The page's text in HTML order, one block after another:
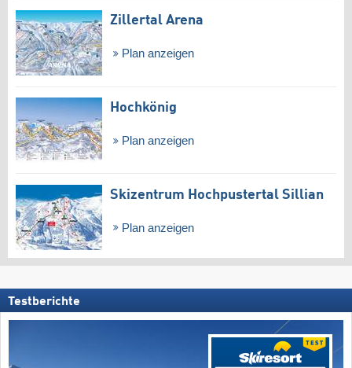
Zillertal Arena
Plan anzeigen
Hochkönig
Plan anzeigen
Skizentrum Hochpustertal Sillian
Plan anzeigen
Testberichte